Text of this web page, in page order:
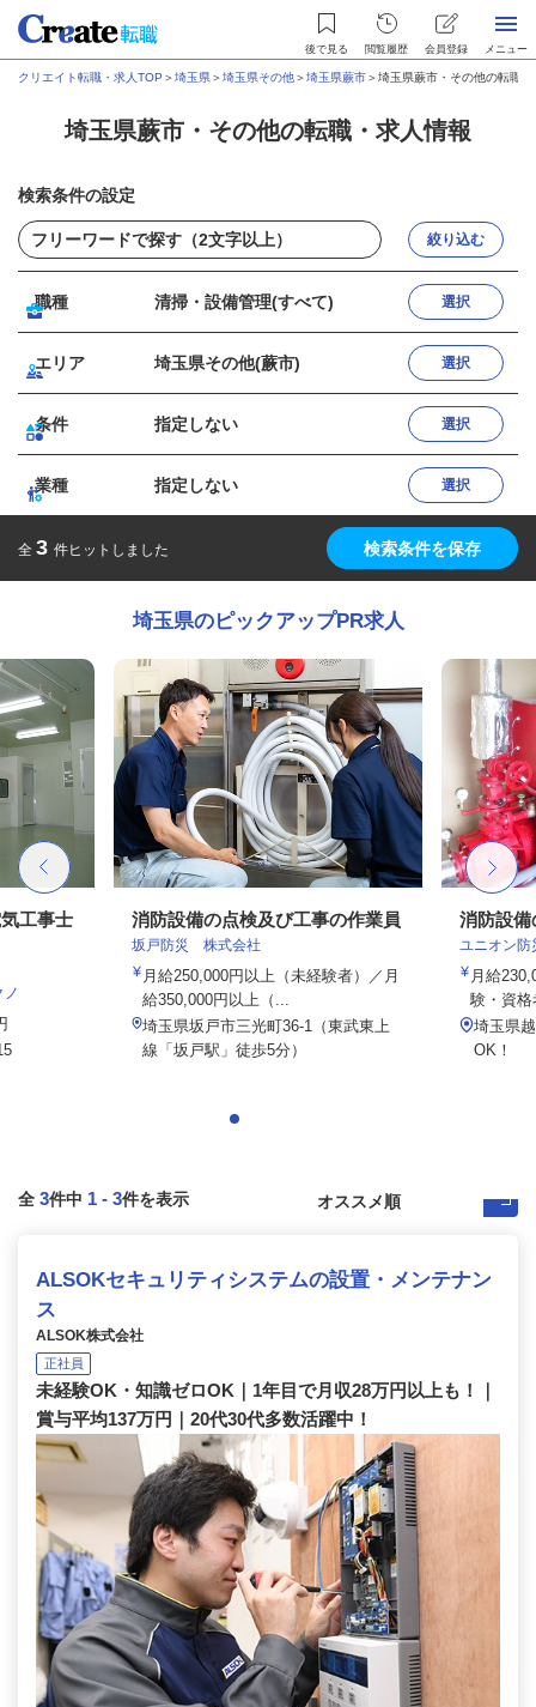
後で見る 閲覧履歴 会員登録 メニュー
クリエイト転職・求人TOP ＞埼玉県＞埼玉県その他＞埼玉県蕨市＞埼玉県蕨市・その他の転職
埼玉県蕨市・その他の転職・求人情報
検索条件の設定
絞り込む
職種 清掃・設備管理(すべて) 選択
エリア 埼玉県その他(蕨市) 選択
条件 指定しない 選択
業種 指定しない 選択
全 3 件ヒットしました 検索条件を保存
埼玉県のピックアップPR求人
工事士
ノ
消防設備の点検及び工事の作業員
坂戸防災 株式会社
月給250,000円以上（未経験者）／月
給350,000円以上（...
埼玉県坂戸市三光町36-1（東武東上
線「坂戸駅」徒歩5分）
消防設備
ユニオン
月給
験・資
埼玉県
OK！
全 3件中 1 - 3件を表示
ALSOKセキュリティシステムの設置・メンテナン
ス
ALSOK株式会社
正社員
未経験OK・知識ゼロOK｜1年目で月収28万円以上も！｜
賞与平均137万円｜20代30代多数活躍中！